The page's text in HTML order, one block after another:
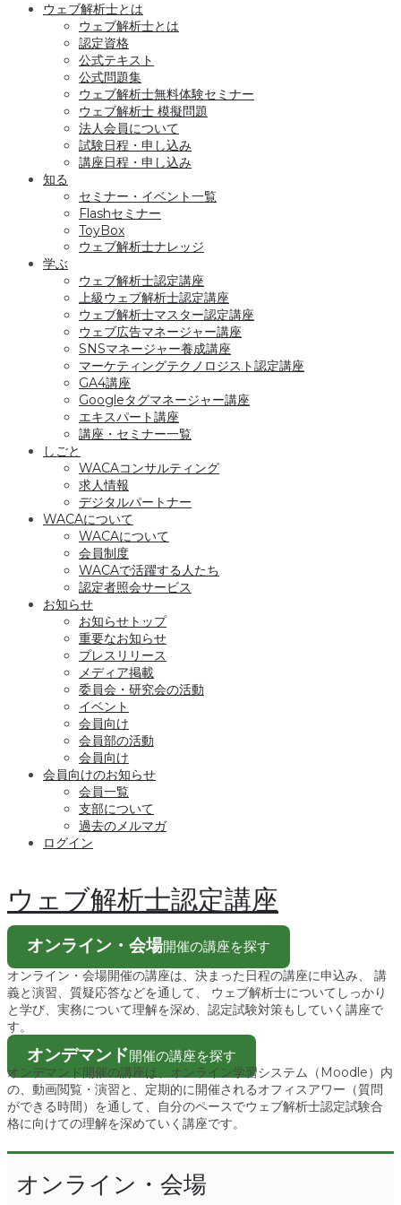
ウェブ解析士とは
ウェブ解析士とは
認定資格
公式テキスト
公式問題集
ウェブ解析士無料体験セミナー
ウェブ解析士 模擬問題
法人会員について
試験日程・申し込み
講座日程・申し込み
知る
セミナー・イベント一覧
Flashセミナー
ToyBox
ウェブ解析士ナレッジ
学ぶ
ウェブ解析士認定講座
上級ウェブ解析士認定講座
ウェブ解析士マスター認定講座
ウェブ広告マネージャー講座
SNSマネージャー養成講座
マーケティングテクノロジスト認定講座
GA4講座
Googleタグマネージャー講座
エキスパート講座
講座・セミナー一覧
しごと
WACAコンサルティング
求人情報
デジタルパートナー
WACAについて
WACAについて
会員制度
WACAで活躍する人たち
認定者照会サービス
お知らせ
お知らせトップ
重要なお知らせ
プレスリリース
メディア掲載
委員会・研究会の活動
イベント
会員向け
会員部の活動
会員向け
会員向けのお知らせ
会員一覧
支部について
過去のメルマガ
ログイン
ウェブ解析士認定講座
オンライン・会場開催の講座を探す
オンライン・会場開催の講座は、決まった日程の講座に申込み、 講
義と演習、質疑応答などを通して、 ウェブ解析士についてしっかり
と学び、実務について理解を深め、認定試験対策もしていく講座で
す。
オンデマンド開催の講座を探す
オンデマンド開催の講座は、オンライン学習システム（Moodle）内
の、動画閲覧・演習と、定期的に開催されるオフィスアワー（質問
ができる時間）を通して、自分のペースでウェブ解析士認定試験合
格に向けての理解を深めていく講座です。
オンライン・会場